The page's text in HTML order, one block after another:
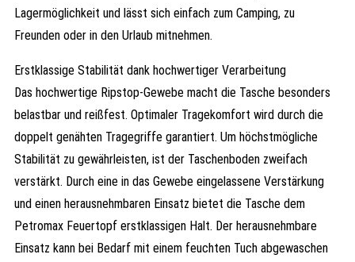
Lagermöglichkeit und lässt sich einfach zum Camping, zu
Freunden oder in den Urlaub mitnehmen.
Erstklassige Stabilität dank hochwertiger Verarbeitung
Das hochwertige Ripstop-Gewebe macht die Tasche besonders
belastbar und reißfest. Optimaler Tragekomfort wird durch die
doppelt genähten Tragegriffe garantiert. Um höchstmögliche
Stabilität zu gewährleisten, ist der Taschenboden zweifach
verstärkt. Durch eine in das Gewebe eingelassene Verstärkung
und einen herausnehmbaren Einsatz bietet die Tasche dem
Petromax Feuertopf erstklassigen Halt. Der herausnehmbare
Einsatz kann bei Bedarf mit einem feuchten Tuch abgewaschen